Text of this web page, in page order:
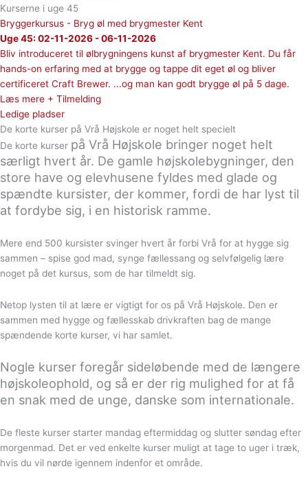
Kurserne i uge 45
Bryggerkursus - Bryg øl med brygmester Kent
Uge 45: 02-11-2026 - 06-11-2026
Bliv introduceret til ølbrygningens kunst af brygmester Kent. Du får
hands-on erfaring med at brygge og tappe dit eget øl og bliver
certificeret Craft Brewer. ...og man kan godt brygge øl på 5 dage.
Læs mere + Tilmelding
Ledige pladser
De korte kurser på Vrå Højskole er noget helt specielt
De korte kurser på Vrå Højskole bringer noget helt
særligt hvert år. De gamle højskolebygninger, den
store have og elevhusene fyldes med glade og
spændte kursister, der kommer, fordi de har lyst til
at fordybe sig, i en historisk ramme.
Mere end 500 kursister svinger hvert år forbi Vrå for at hygge sig
sammen – spise god mad, synge fællessang og selvfølgelig lære
noget på det kursus, som de har tilmeldt sig.
Netop lysten til at lære er vigtigt for os på Vrå Højskole. Den er
sammen med hygge og fællesskab drivkraften bag de mange
spændende korte kurser, vi har samlet.
Nogle kurser foregår sideløbende med de længere
højskoleophold, og så er der rig mulighed for at få
en snak med de unge, danske som internationale.
De fleste kurser starter mandag eftermiddag og slutter søndag efter
morgenmad. Det er ved enkelte kurser muligt at tage to uger i træk,
hvis du vil nørde igennem indenfor et område.